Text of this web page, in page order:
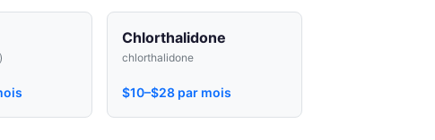
Chlorthalidone
chlorthalidone
$10–$28 par mois